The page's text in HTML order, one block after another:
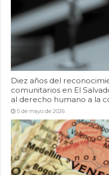
Diez años del
comunitarios en El
al derecho humano a la
5 de mayo de 2026